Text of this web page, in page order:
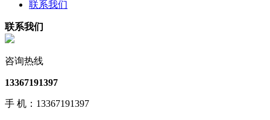
联系我们
联系我们
咨询热线
13367191397
手 机：13367191397